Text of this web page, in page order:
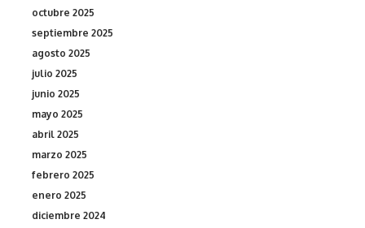
octubre 2025
septiembre 2025
agosto 2025
julio 2025
junio 2025
mayo 2025
abril 2025
marzo 2025
febrero 2025
enero 2025
diciembre 2024